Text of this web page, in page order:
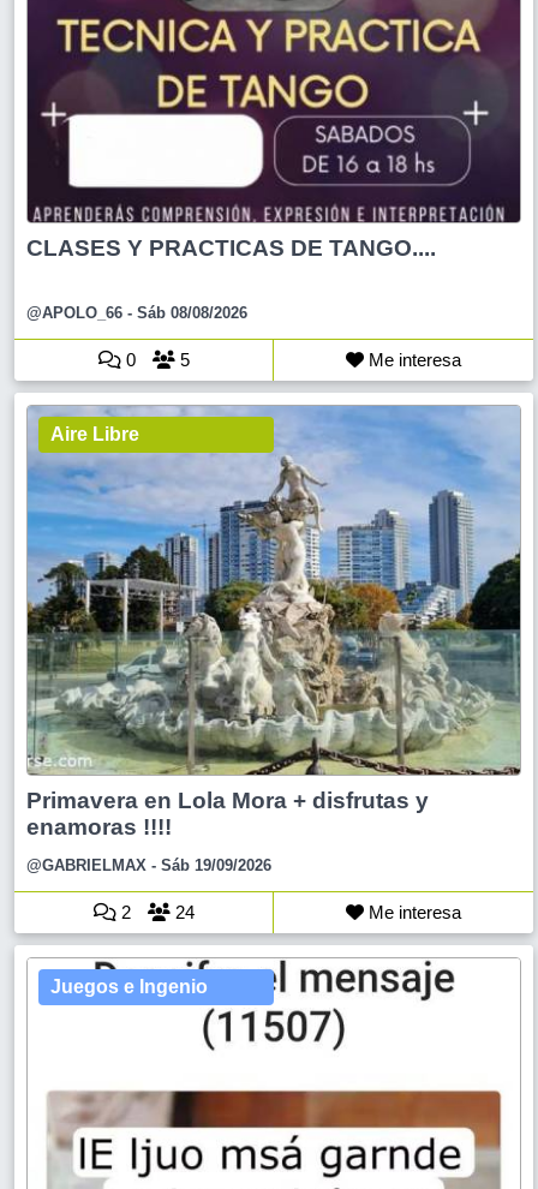
CLASES Y PRACTICAS DE TANGO....
@APOLO_66 - Sáb 08/08/2026
0 5 Me interesa
Aire Libre
Primavera en Lola Mora + disfrutas y
enamoras !!!!
@GABRIELMAX - Sáb 19/09/2026
2 24 Me interesa
Juegos e Ingenio